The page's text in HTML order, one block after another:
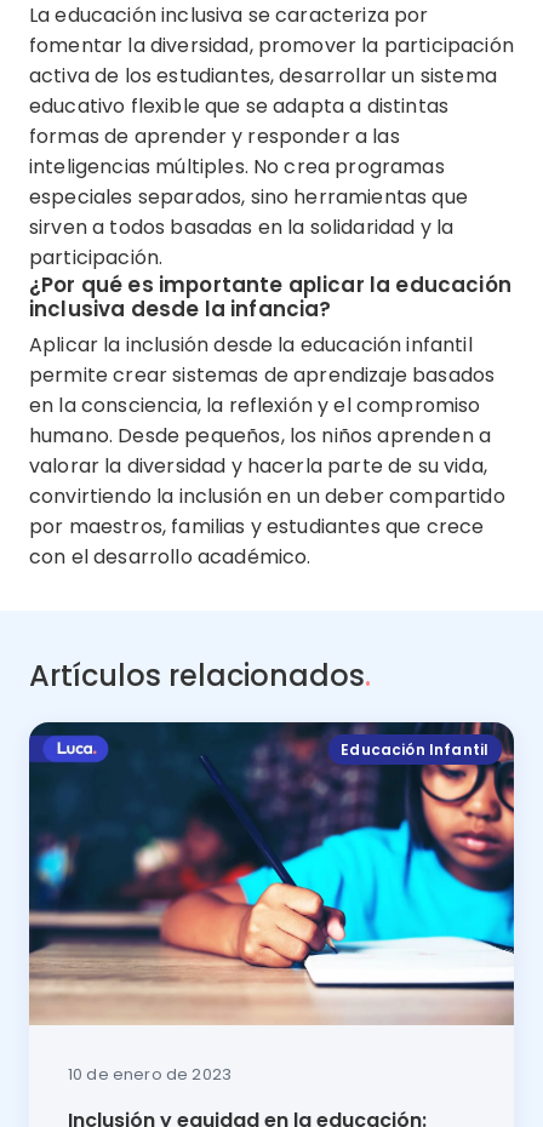
La educación inclusiva se caracteriza por
fomentar la diversidad, promover la participación
activa de los estudiantes, desarrollar un sistema
educativo flexible que se adapta a distintas
formas de aprender y responder a las
inteligencias múltiples. No crea programas
especiales separados, sino herramientas que
sirven a todos basadas en la solidaridad y la
participación.
¿Por qué es importante aplicar la educación
inclusiva desde la infancia?
Aplicar la inclusión desde la educación infantil
permite crear sistemas de aprendizaje basados
en la consciencia, la reflexión y el compromiso
humano. Desde pequeños, los niños aprenden a
valorar la diversidad y hacerla parte de su vida,
convirtiendo la inclusión en un deber compartido
por maestros, familias y estudiantes que crece
con el desarrollo académico.
Artículos relacionados.
Educación Infantil
10 de enero de 2023
Inclusión y equidad en la educación: